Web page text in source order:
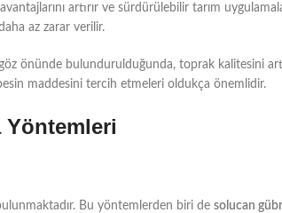
artırır ve sürdürülebilir tarım
az zarar verilir.
önünde bulundurulduğunda, toprak kalitesini
maddesini tercih etmeleri oldukça önemlidir.
Yöntemleri
Bu yöntemlerden biri de solucan